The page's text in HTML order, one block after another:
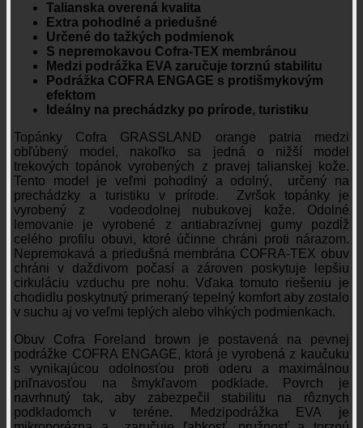
Talianska overená kvalita
Extra pohodlné a priedušné
Určené do tažkých podmienok
S nepremokavou Cofra-TEX membránou
Medzi podrážka EVA zaručuje torznú stabilitu
Podrážka COFRA ENGAGE s protišmykovým
efektom
Ideálny na prechádzky po prírode, turistiku
Topánky Cofra GRASSLAND orange patria medzi
obľúbený model, nakoľko sa jedná o nižší model
trekových topánok vyrobených z pravej talianskej kože.
Tento model je veľmi pohodlný a odolný, určený na
prechádzky a turistiku v prírode. Zvršok topánky je
vyrobený z vodeodolnej nubukovej kože. Odolné
lemovanie je vyrobené z antiabrazívnej gumy pozdĺž
celého profilu obuvi, ktoré účinne chráni proti nárazom.
Nepremokavá a priedušná membrána COFRA-TEX obuv
chráni v daždivom počasí a zároven poskytuje lepšiu
cirkuláciu vzduchu pre nohu. Vďaka tomuto riešeniu je
chodidlu poskytnutý primeraný tepelný komfort aby zostalo
v suchu aj vo veľmi teplých alebo vlhkých podmienkach.
Obuv Cofra Foreland brown je postavená na pevnej
podrážke COFRA ENGAGE, ktorá je vyrobená z kaučuku
s vynikajúcou odolnosťou proti oderu a maximálnou
priľnavosťou na šmykľavom podklade. Povrch je
navrhnutý tak, aby zabezpečil stabilitu na rôznych
podkladomch v teréne. Medzipodrážka EVA je